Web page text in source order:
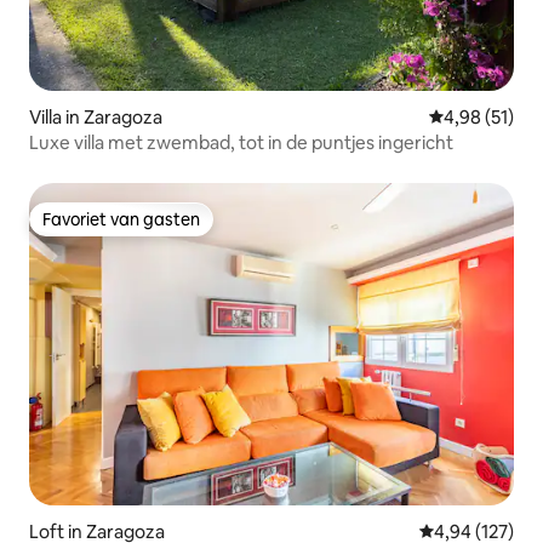
Villa in Zaragoza Gemiddelde
4,98 (51)
Luxe villa met zwembad, tot in de puntjes ingericht
Favoriet van gasten
Favoriet van gasten
Loft in Zaragoza Gemiddelde
4,94 (127)